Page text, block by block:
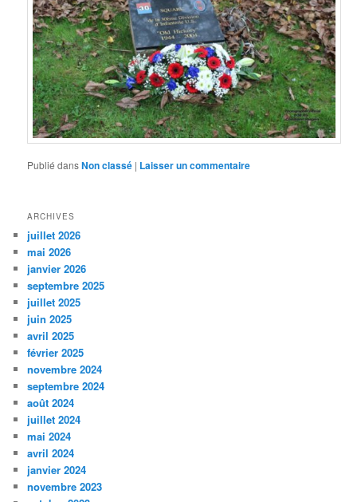
Publié dansNon classé | Laisser un commentaire
ARCHIVES
juillet 2026
mai 2026
janvier 2026
septembre 2025
juillet 2025
juin 2025
avril 2025
février 2025
novembre 2024
septembre 2024
août 2024
juillet 2024
mai 2024
avril 2024
janvier 2024
novembre 2023